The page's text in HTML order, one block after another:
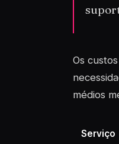
Os
médios
Serviço